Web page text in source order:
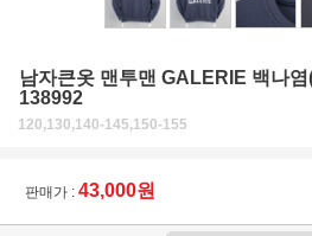
남자큰옷 맨투맨 GALERIE 백나
138992
120,130,140-145,150-155
판매가 : 43,000원